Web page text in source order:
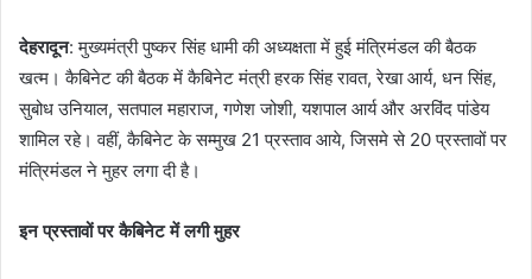
देहरादून: मुख्यमंत्री पुष्कर सिंह धामी की अध्यक्षता में हुई मंत्रिमंडल की बैठक
खत्म। कैबिनेट की बैठक में कैबिनेट मंत्री हरक सिंह रावत, रेखा आर्य, धन सिंह,
सुबोध उनियाल, सतपाल महाराज, गणेश जोशी, यशपाल आर्य और अरविंद पांडेय
शामिल रहे। वहीं, कैबिनेट के सम्मुख 21 प्रस्ताव आये, जिसमे से 20 प्रस्तावों पर
मंत्रिमंडल ने मुहर लगा दी है।
इन प्रस्तावों पर कैबिनेट में लगी मुहर